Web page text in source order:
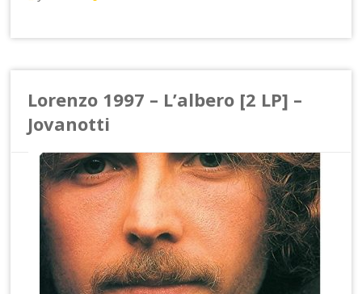
Lorenzo 1997 – L’albero [2 LP] –
Jovanotti